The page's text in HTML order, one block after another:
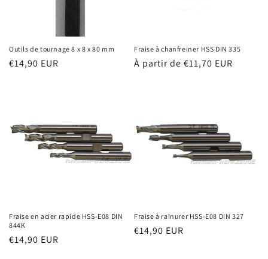
Outils de tournage 8 x 8 x 80 mm
Prix
€14,90 EUR
Fraise à chanfreiner HSS DIN 335
Prix
À partir de €11,70 EUR
Fraise en acier rapide HSS-E08 DIN
844K
Prix
€14,90 EUR
Fraise à rainurer HSS-E08 DIN 327
Prix
€14,90 EUR